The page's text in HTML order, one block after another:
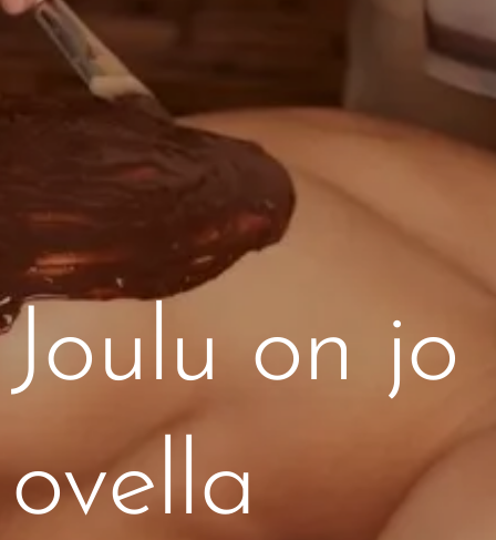
Joulu on jo
ovella